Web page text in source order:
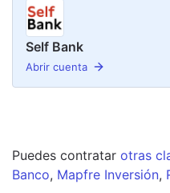
Self Bank
Abrir cuenta
Puedes contratar otras
Banco, Mapfre Inversión,